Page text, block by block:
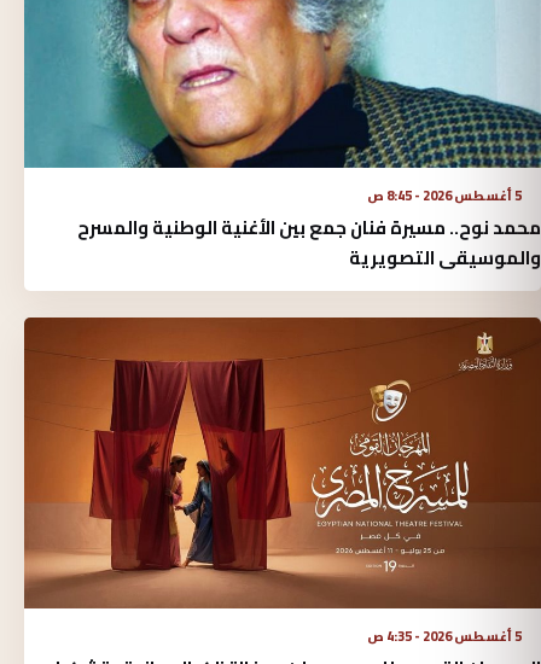
5 أغسطس 2026 - 8:45 ص
محمد نوح.. مسيرة فنان جمع بين الأغنية الوطنية والمسرح
والموسيقى التصويرية
5 أغسطس 2026 - 4:35 ص